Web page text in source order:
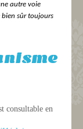
autre voie
bien sûr toujours
consultable en